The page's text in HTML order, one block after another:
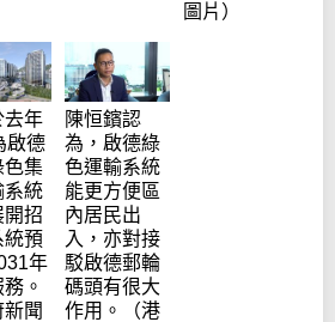
圖片）
去年
啟德
色集
系統
開招
統預
年
。
新聞
陳恒鑌認
為，啟德綠
色運輸系統
能更方便區
內居民出
入，亦對接
駁啟德郵輪
碼頭有很大
作用。（港